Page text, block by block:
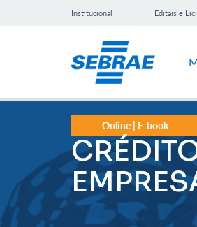
Institucional Editais e
Online | E-book